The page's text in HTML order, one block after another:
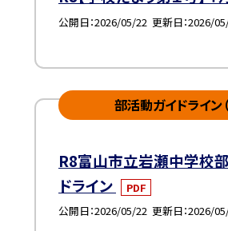
公開日 2026/05/22 更新日 2026/
部活動ガイドライン（
R8富山市立岩瀬中学校
ドライン
PDF
公開日 2026/05/22 更新日 2026/